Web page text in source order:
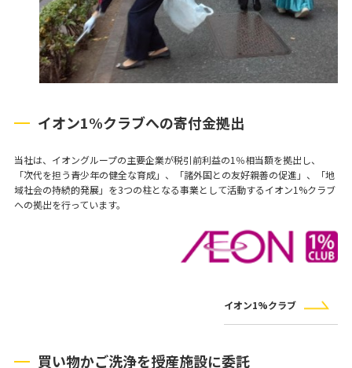
イオン1%クラブへの寄付金拠出
当社は、イオングループの主要企業が税引前利益の1％相当額を拠出し、
「次代を担う青少年の健全な育成」、「諸外国との友好親善の促進」、「地
域社会の持続的発展」を3つの柱となる事業として活動するイオン1%クラブ
への拠出を行っています。
イオン1%クラブ
買い物かご洗浄を授産施設に委託